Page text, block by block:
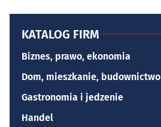
KATALOG FIRM
Biznes, prawo, ekonomia
Dom, mieszkanie, budownictwo
Gastronomia i jedzenie
Handel